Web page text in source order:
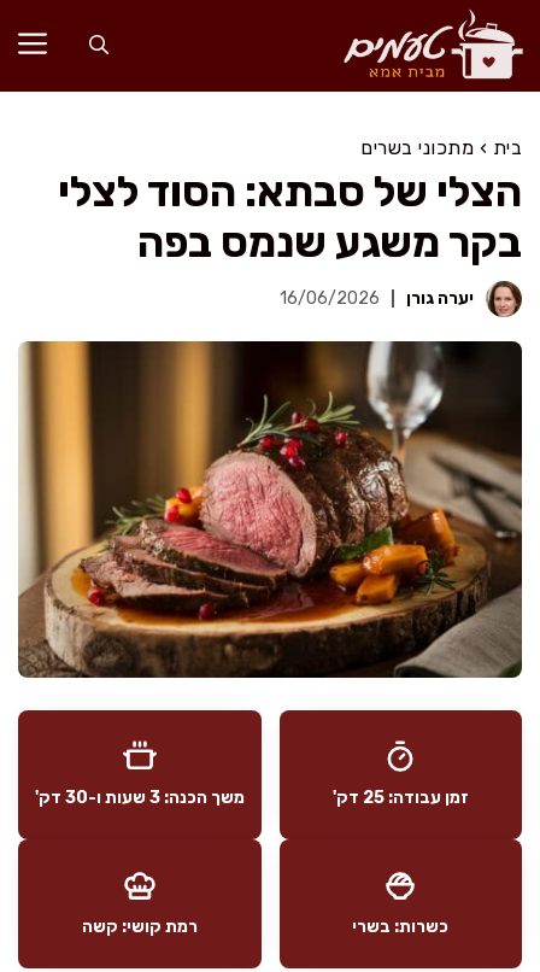
לדלג
לתוכן
בית › מתכוני בשרים
הצלי של סבתא: הסוד לצלי
בקר משגע שנמס בפה
יערה גורן 16/06/2026
זמן עבודה: 25 דק' משך הכנה: 3 שעות ו-30 דק'
כשרות: בשרי רמת קושי: קשה